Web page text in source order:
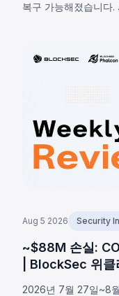
복구 가능해졌습니다.
입니다.
Aug 5 2026 Security
~$88M 손실:
| BlockSec 위클
2026년 7월 27일~8